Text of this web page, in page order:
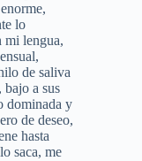
lo
mi lengua,
de saliva
a sus
dominada y
de deseo,
hasta
saca, me